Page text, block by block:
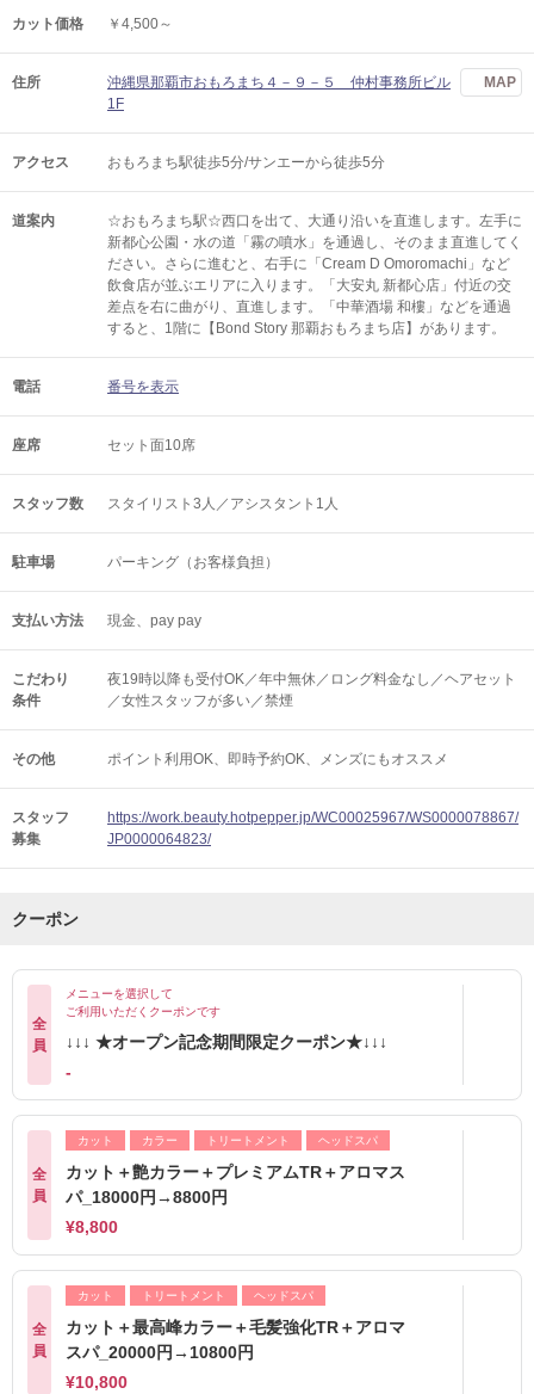
カット価格 ￥4,500～
住所
沖縄県那覇市おもろまち４－９－５ 仲村事務所ビル
1F
MAP
アクセス おもろまち駅徒歩5分/サンエーから徒歩5分
道案内
☆おもろまち駅☆西口を出て、大通り沿いを直進します。左手に
新都心公園・水の道「霧の噴水」を通過し、そのまま直進してく
ださい。さらに進むと、右手に「Cream D Omoromachi」など
飲食店が並ぶエリアに入ります。「大安丸 新都心店」付近の交
差点を右に曲がり、直進します。「中華酒場 和樓」などを通過
すると、1階に【Bond Story 那覇おもろまち店】があります。
電話 番号を表示
座席 セット面10席
スタッフ数 スタイリスト3人／アシスタント1人
駐車場 パーキング（お客様負担）
支払い方法 現金、pay pay
こだわり
条件
夜19時以降も受付OK／年中無休／ロング料金なし／ヘアセット
／女性スタッフが多い／禁煙
その他 ポイント利用OK 即時予約OK メンズにもオススメ
スタッフ
募集
https://work.beauty.hotpepper.jp/WC00025967/WS0000078867/
JP0000064823/
クーポン
全
員
メニューを選択して
ご利用いただくクーポンです
↓↓↓ ★オープン記念期間限定クーポン★↓↓↓
-
全
員
カット カラー トリートメント ヘッドスパ
カット＋艶カラー＋プレミアムTR＋アロマス
パ_18000円→8800円
¥8,800
全
員
カット トリートメント ヘッドスパ
カット＋最高峰カラー＋毛髪強化TR＋アロマ
スパ_20000円→10800円
¥10,800